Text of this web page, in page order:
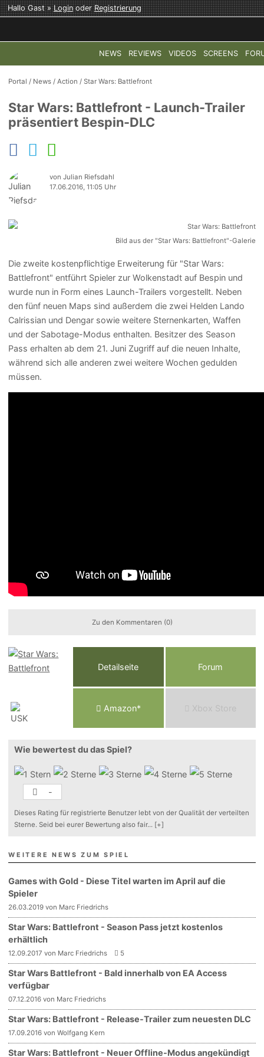
Hallo Gast »LoginoderRegistrierung
NEWS REVIEWS VIDEOS SCREENS
COD: MODERN WARFARE 4 HALO:
Portal / News /Action /Star Wars: Battlefront
Star Wars: Battlefront - Launch-Trailer
präsentiert Bespin-DLC
von Julian Riefsdahl
17.06.2016, 11:05 Uhr
Bild aus der "Star Wars: Battlefront"-Galerie
Die zweite kostenpflichtige Erweiterung für "Star Wars:
Battlefront" entführt Spieler zur Wolkenstadt auf Bespin und
wurde nun in Form eines Launch-Trailers vorgestellt. Neben
den fünf neuen Maps sind außerdem die zwei Helden Lando
Calrissian und Dengar sowie weitere Sternenkarten, Waffen
und der Sabotage-Modus enthalten. Besitzer des Season
Pass erhalten ab dem 21. Juni Zugriff auf die neuen Inhalte,
während sich alle anderen zwei weitere Wochen gedulden
müssen.
Zu den Kommentaren (0)
Detailseite Forum
Amazon* Xbox Store
Wie bewertest du das Spiel?
-
Dieses Rating für registrierte Benutzer lebt von der Qualität der verteilten
Sterne. Seid bei eurer Bewertung also fair... [+]
WEITERE NEWS ZUM SPIEL
Games with Gold - Diese Titel warten im April auf die
Spieler
26.03.2019 von Marc Friedrichs
Star Wars: Battlefront - Season Pass jetzt kostenlos
erhältlich
12.09.2017 von Marc Friedrichs 5
Star Wars Battlefront - Bald innerhalb von EA Access
verfügbar
07.12.2016 von Marc Friedrichs
Star Wars: Battlefront - Release-Trailer zum neuesten DLC
17.09.2016 von Wolfgang Kern
Star Wars: Battlefront - Neuer Offline-Modus angekündigt